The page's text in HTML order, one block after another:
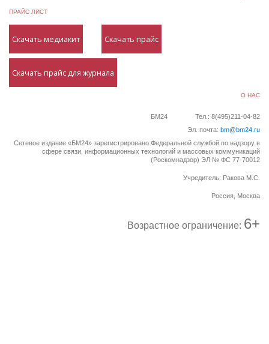
ПРАЙС ЛИСТ
Скачать медиакит Скачать прайс
Скачать прайс для журнала
О НАС
БМ24
Тел.: 8(495)211-04-82
Эл. почта: bm@bm24.ru
Сетевое издание «БМ24» зарегистрировано Федеральной службой по надзору в
сфере связи, информационных технологий и массовых коммуникаций
(Роскомнадзор) ЭЛ № ФС 77-70012
Учредитель: Ракова М.С.
Россия, Москва
Возрастное ограничение: 6+